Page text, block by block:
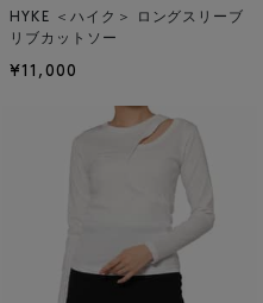
HYKE ＜ハイク＞ ロングスリーブ
リブカットソー
¥11,000